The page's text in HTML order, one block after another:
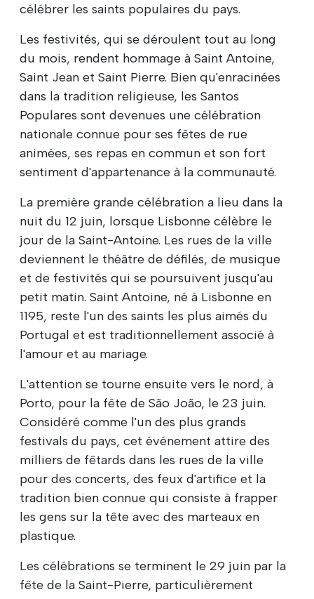
célébrer les saints populaires du pays.
Les festivités, qui se déroulent tout au long
du mois, rendent hommage à Saint Antoine,
Saint Jean et Saint Pierre. Bien qu'enracinées
dans la tradition religieuse, les Santos
Populares sont devenues une célébration
nationale connue pour ses fêtes de rue
animées, ses repas en commun et son fort
sentiment d'appartenance à la communauté.
La première grande célébration a lieu dans la
nuit du 12 juin, lorsque Lisbonne célèbre le
jour de la Saint-Antoine. Les rues de la ville
deviennent le théâtre de défilés, de musique
et de festivités qui se poursuivent jusqu'au
petit matin. Saint Antoine, né à Lisbonne en
1195, reste l'un des saints les plus aimés du
Portugal et est traditionnellement associé à
l'amour et au mariage.
L'attention se tourne ensuite vers le nord, à
Porto, pour la fête de São João, le 23 juin.
Considéré comme l'un des plus grands
festivals du pays, cet événement attire des
milliers de fêtards dans les rues de la ville
pour des concerts, des feux d'artifice et la
tradition bien connue qui consiste à frapper
les gens sur la tête avec des marteaux en
plastique.
Les célébrations se terminent le 29 juin par la
fête de la Saint-Pierre, particulièrement